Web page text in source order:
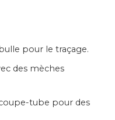
pour le traçage.
des mèches
tube pour des